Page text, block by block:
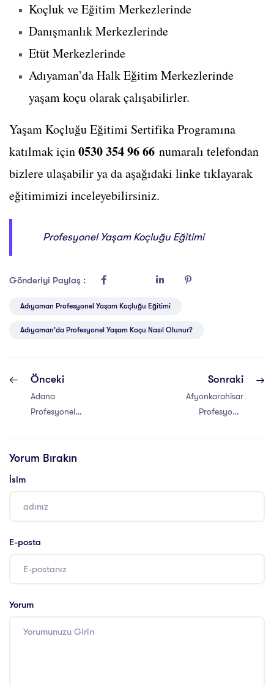
Koçluk ve Eğitim Merkezlerinde
Danışmanlık Merkezlerinde
Etüt Merkezlerinde
Adıyaman’da Halk Eğitim Merkezlerinde
yaşam koçu olarak çalışabilirler.
Yaşam Koçluğu Eğitimi Sertifika Programına
katılmak için0530 354 96 66 numaralı telefondan
bizlere ulaşabilir ya da aşağıdaki linke tıklayarak
eğitimimizi inceleyebilirsiniz.
Profesyonel Yaşam Koçluğu Eğitimi
Gönderiyi Paylaş :
Adıyaman Profesyonel Yaşam Koçluğu Eğitimi
Adıyaman'da Profesyonel Yaşam Koçu Nasıl Olunur?
Önceki
Adana
Profesyonel
Sonraki
Afyonkarahisar
Profesyonel
Yorum Bırakın
İsim
E-posta
Yorum